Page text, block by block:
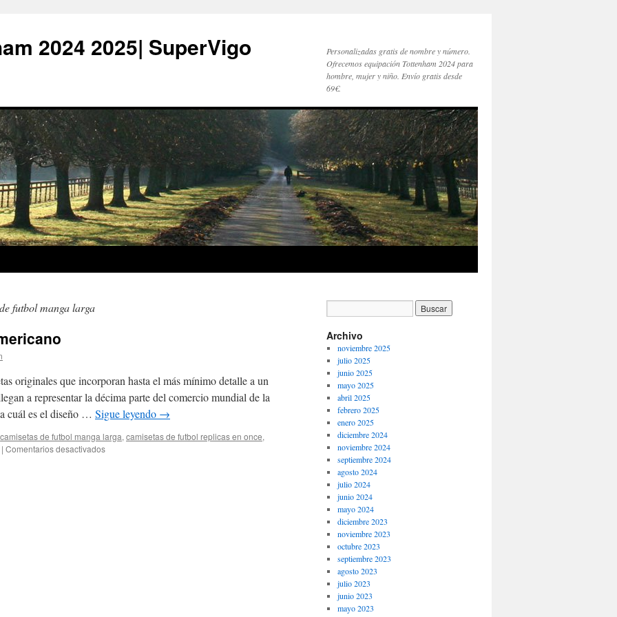
2024 2025| SuperVigo
Personalizadas gratis de nombre y número.
Ofrecemos equipación Tottenham 2024 para
hombre, mujer y niño. Envío gratis desde
69€.
futbol manga larga
originales que incorporan hasta el más mínimo detalle a un
a representar la décima parte del comercio mundial de la
cuál es el diseño … Sigue leyendo →
camisetas de futbol manga larga, camisetas de futbol replicas en once,
| Comentarios desactivadosen
Archivo
noviembre 2025
julio 2025
junio 2025
mayo 2025
abril 2025
febrero 2025
enero 2025
diciembre 2024
noviembre 2024
septiembre 2024
agosto 2024
julio 2024
junio 2024
mayo 2024
diciembre 2023
noviembre 2023
octubre 2023
septiembre 2023
agosto 2023
julio 2023
junio 2023
mayo 2023